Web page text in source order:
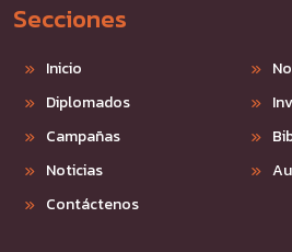
Secciones
Inicio
Diplomados
Campañas
Noticias
Contáctenos